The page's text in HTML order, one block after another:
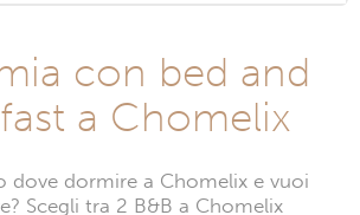
con bed and
a Chomelix
dove dormire a Chomelix e vuoi
Scegli tra 2 B&B a Chomelix